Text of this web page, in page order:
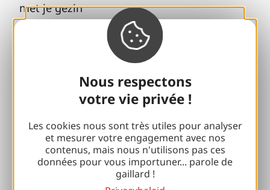
Nous respectons
votre vie privée !
Les cookies nous sont très utiles pour analyser
et mesurer votre engagement avec nos
contenus, mais nous n'utilisons pas ces
données pour vous importuner... parole de
gaillard !
met je gezin
Pauzes voor welzijn
Verantwoord reizen
Reünies en neven en nichten
Met mijn hond
Alle vakantie-ideeën